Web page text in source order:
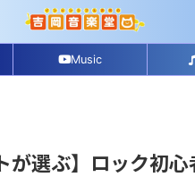
Music
が選ぶ】ロック初